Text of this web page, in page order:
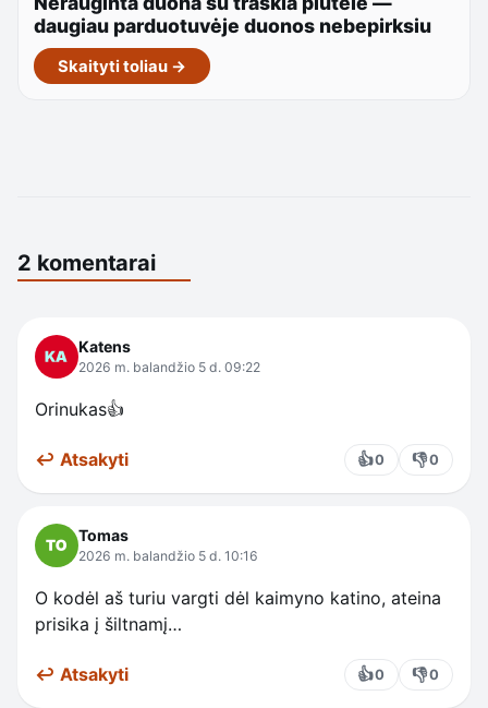
daugiau parduotuvėje duonos nebepirksiu
Skaityti toliau →
2 komentarai
Katens
2026 m. balandžio 5 d. 09:22
Orinukas👍
↩ Atsakyti 👍0 👎0
Tomas
2026 m. balandžio 5 d. 10:16
O kodėl aš turiu vargti dėl kaimyno katino, ateina
prisika į šiltnamį…
↩ Atsakyti 👍0 👎0